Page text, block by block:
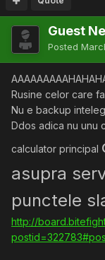
Guest
Posted
Rusine celor care
Nu e backup
Ddos adica nu unu
calculator principal
asupra
punctele
http://